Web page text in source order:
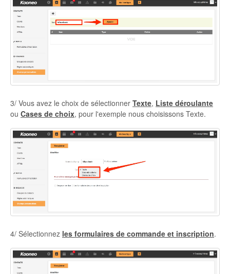
3/ Vous avez le choix de sélectionner Texte, Liste déroulante
ou Cases de choix, pour l'exemple nous choisissons Texte.
4/ Sélectionnez les formulaires de commande et inscription.